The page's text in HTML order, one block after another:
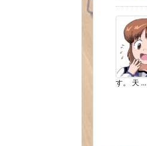
す。 天 ...